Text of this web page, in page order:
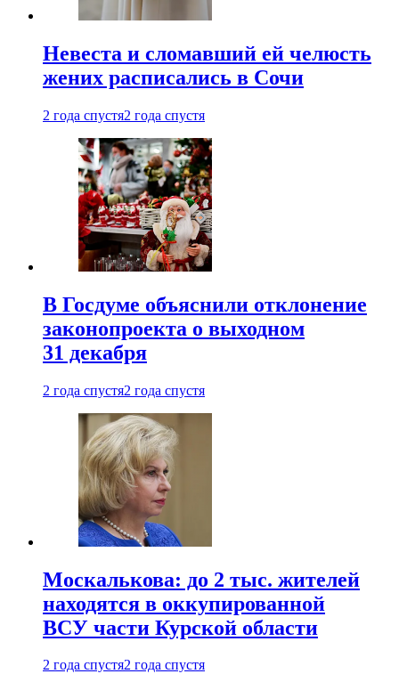
Невеста и сломавший ей челюсть
жених расписались в Сочи
2 года спустя2 года спустя
В Госдуме объяснили отклонение
законопроекта о выходном
31 декабря
2 года спустя2 года спустя
Москалькова: до 2 тыс. жителей
находятся в оккупированной
ВСУ части Курской области
2 года спустя2 года спустя